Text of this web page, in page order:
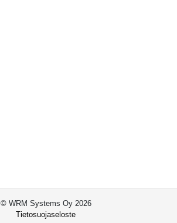
© WRM Systems Oy 2026
Tietosuojaseloste